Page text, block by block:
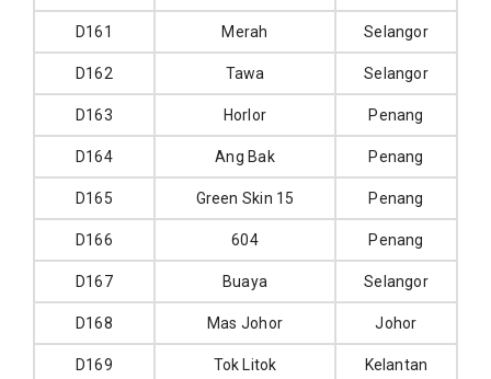
D161 Merah Selangor
D162 Tawa Selangor
D163 Horlor Penang
D164 Ang Bak Penang
D165 Green Skin 15 Penang
D166 604 Penang
D167 Buaya Selangor
D168 Mas Johor Johor
D169 Tok Litok Kelantan